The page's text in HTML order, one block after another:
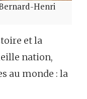
Henri
et la
nation,
au monde : la